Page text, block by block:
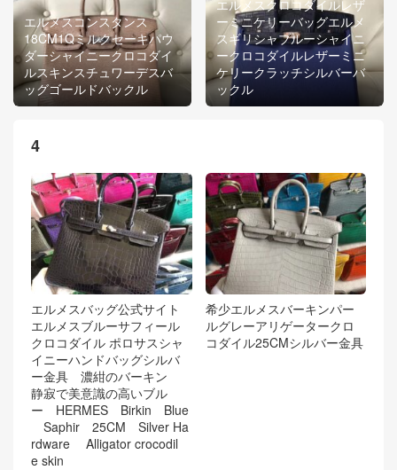
エルメスコンスタンス
18CM1Qミルクセーキパウ
ダーシャイニークロコダイ
ルスキンスチュワーデスバ
ッグゴールドバックル
エルメスクロコダイルレザ
ーミニケリーバッグエルメ
スギリシャブルーシャイニ
ークロコダイルレザーミニ
ケリークラッチシルバーバ
ックル
4
エルメスバッグ公式サイト
エルメスブルーサフィール
クロコダイル ポロサスシャ
イニーハンドバッグシルバ
ー金具 濃紺のバーキン
静寂で美意識の高いブル
ー HERMES Birkin Blue
Saphir 25CM Silver Ha
rdware Alligator crocodil
e skin
希少エルメスバーキンパー
ルグレーアリゲータークロ
コダイル25CMシルバー金具